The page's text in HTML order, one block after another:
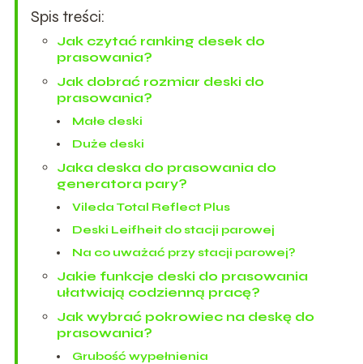
Spis treści:
Jak czytać ranking desek do
prasowania?
Jak dobrać rozmiar deski do
prasowania?
Małe deski
Duże deski
Jaka deska do prasowania do
generatora pary?
Vileda Total Reflect Plus
Deski Leifheit do stacji parowej
Na co uważać przy stacji parowej?
Jakie funkcje deski do prasowania
ułatwiają codzienną pracę?
Jak wybrać pokrowiec na deskę do
prasowania?
Grubość wypełnienia